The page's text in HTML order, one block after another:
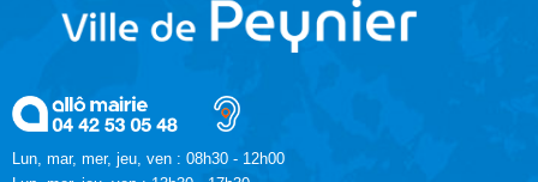
Lun, mar, mer, jeu, ven : 08h30 - 12h00